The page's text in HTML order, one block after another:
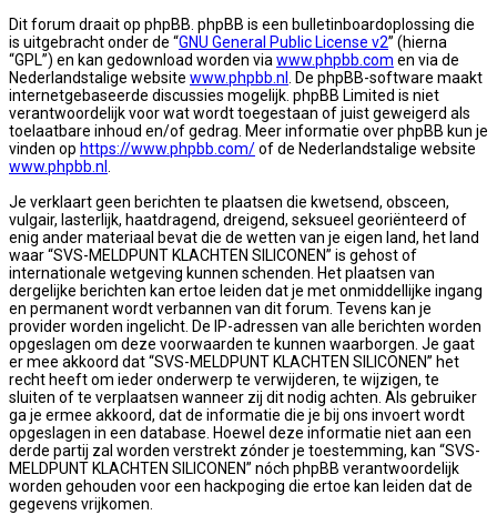
Dit forum draait op phpBB. phpBB is een bulletinboardoplossing die
is uitgebracht onder de “GNU General Public License v2” (hierna
“GPL”) en kan gedownload worden viawww.phpbb.com en via de
Nederlandstalige website www.phpbb.nl . De phpBB-software maakt
internetgebaseerde discussies mogelijk. phpBB Limited is niet
verantwoordelijk voor wat wordt toegestaan of juist geweigerd als
toelaatbare inhoud en/of gedrag. Meer informatie over phpBB kun je
vinden op https://www.phpbb.com/of de Nederlandstalige website
www.phpbb.nl .
Je verklaart geen berichten te plaatsen die kwetsend, obsceen,
vulgair, lasterlijk, haatdragend, dreigend, seksueel georiënteerd of
enig ander materiaal bevat die de wetten van je eigen land, het land
waar “SVS-MELDPUNT KLACHTEN SILICONEN” is gehost of
internationale wetgeving kunnen schenden. Het plaatsen van
dergelijke berichten kan ertoe leiden dat je met onmiddellijke ingang
en permanent wordt verbannen van dit forum. Tevens kan je
provider worden ingelicht. De IP-adressen van alle berichten worden
opgeslagen om deze voorwaarden te kunnen waarborgen. Je gaat
er mee akkoord dat “SVS-MELDPUNT KLACHTEN SILICONEN” het
recht heeft om ieder onderwerp te verwijderen, te wijzigen, te
sluiten of te verplaatsen wanneer zij dit nodig achten. Als gebruiker
ga je ermee akkoord, dat de informatie die je bij ons invoert wordt
opgeslagen in een database. Hoewel deze informatie niet aan een
derde partij zal worden verstrekt zónder je toestemming, kan “SVS-
MELDPUNT KLACHTEN SILICONEN” nóch phpBB verantwoordelijk
worden gehouden voor een hackpoging die ertoe kan leiden dat de
gegevens vrijkomen.